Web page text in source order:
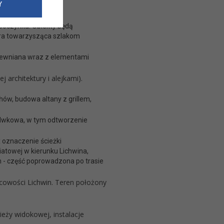
Obiekty będą
towarzysząca szlakom
wraz z elementami
architektury i alejkami).
budowa altany z grillem,
w tym odtworzenie
oznaczenie ścieżki
w kierunku Lichwina,
- część poprowadzona po trasie
Lichwin. Teren położony
widokowej, instalacje